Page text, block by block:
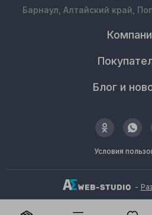
Условия
Блог и
Барнаул, Алтайский край,
-